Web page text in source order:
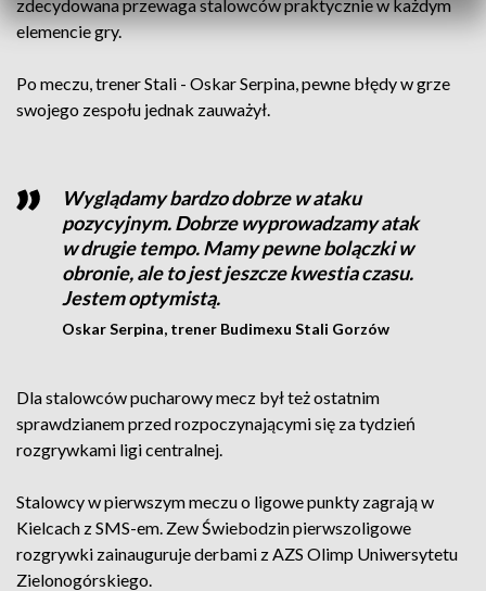
zdecydowana przewaga stalowców praktycznie w każdym
elemencie gry.
Po meczu, trener Stali - Oskar Serpina, pewne błędy w grze
swojego zespołu jednak zauważył.
Wyglądamy bardzo dobrze w ataku
pozycyjnym. Dobrze wyprowadzamy atak
w drugie tempo. Mamy pewne bolączki w
obronie, ale to jest jeszcze kwestia czasu.
Jestem optymistą.
Oskar Serpina, trener Budimexu Stali Gorzów
Dla stalowców pucharowy mecz był też ostatnim
sprawdzianem przed rozpoczynającymi się za tydzień
rozgrywkami ligi centralnej.
Stalowcy w pierwszym meczu o ligowe punkty zagrają w
Kielcach z SMS-em. Zew Świebodzin pierwszoligowe
rozgrywki zainauguruje derbami z AZS Olimp Uniwersytetu
Zielonogórskiego.